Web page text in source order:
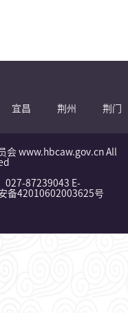
宜昌 荆州 荆门
www.hbcaw.gov.cn All
027-87239043 E-
备42010602003625号